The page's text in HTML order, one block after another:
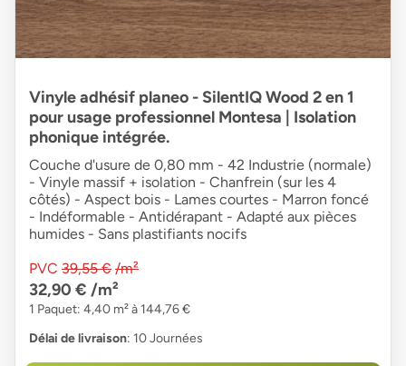
Vinyle adhésif planeo - SilentIQ Wood 2 en 1
pour usage professionnel Montesa | Isolation
phonique intégrée.
Couche d'usure de 0,80 mm - 42 Industrie (normale)
- Vinyle massif + isolation - Chanfrein (sur les 4
côtés) - Aspect bois - Lames courtes - Marron foncé
- Indéformable - Antidérapant - Adapté aux pièces
humides - Sans plastifiants nocifs
PVC 39,55 € /m²
32,90 € /m²
1 Paquet: 4,40 m² à 144,76 €
Délai de livraison: 10 Journées